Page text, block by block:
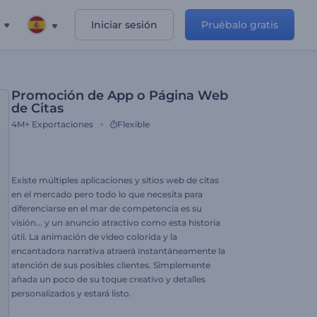
Iniciar sesión Pruébalo gratis
Promoción de App o Página Web
de Citas
4M+ Exportaciones Flexible
Existe múltiples aplicaciones y sitios web de citas
en el mercado pero todo lo que necesita para
diferenciarse en el mar de competencia es su
visión... y un anuncio atractivo como esta historia
útil. La animación de video colorida y la
encantadora narrativa atraerá instantáneamente la
atención de sus posibles clientes. Simplemente
añada un poco de su toque creativo y detalles
personalizados y estará listo.